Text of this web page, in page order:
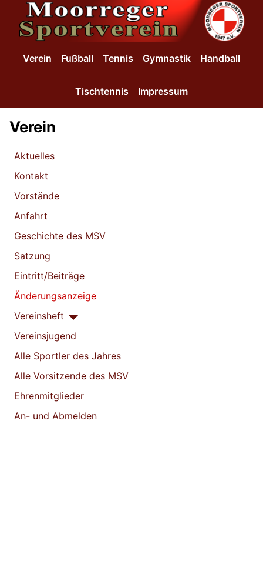
SKIP TO MAIN CONTENT
Verein Fußball Tennis Gymnastik Handball
Tischtennis Impressum
Verein
Aktuelles
Kontakt
Vorstände
Anfahrt
Geschichte des MSV
Satzung
Eintritt/Beiträge
Änderungsanzeige
Vereinsheft
Vereinsjugend
Alle Sportler des Jahres
Alle Vorsitzende des MSV
Ehrenmitglieder
An- und Abmelden